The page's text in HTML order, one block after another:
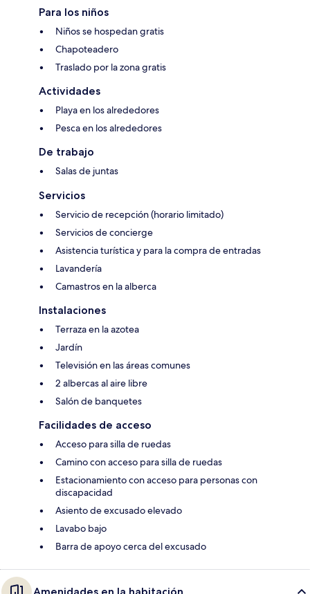
Para los niños
Niños se hospedan gratis
Chapoteadero
Traslado por la zona gratis
Actividades
Playa en los alrededores
Pesca en los alrededores
De trabajo
Salas de juntas
Servicios
Servicio de recepción (horario limitado)
Servicios de concierge
Asistencia turística y para la compra de entradas
Lavandería
Camastros en la alberca
Instalaciones
Terraza en la azotea
Jardín
Televisión en las áreas comunes
2 albercas al aire libre
Salón de banquetes
Facilidades de acceso
Acceso para silla de ruedas
Camino con acceso para silla de ruedas
Estacionamiento con acceso para personas con
discapacidad
Asiento de excusado elevado
Lavabo bajo
Barra de apoyo cerca del excusado